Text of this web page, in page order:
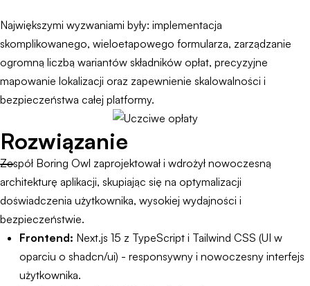
Największymi wyzwaniami były: implementacja
skomplikowanego, wieloetapowego formularza, zarządzanie
ogromną liczbą wariantów składników opłat, precyzyjne
mapowanie lokalizacji oraz zapewnienie skalowalności i
bezpieczeństwa całej platformy.
Rozwiązanie
Zespół Boring Owl zaprojektował i wdrożył nowoczesną
architekturę aplikacji, skupiając się na optymalizacji
doświadczenia użytkownika, wysokiej wydajności i
bezpieczeństwie.
Frontend: Next.js 15 z TypeScript i Tailwind CSS (UI w
oparciu o shadcn/ui) - responsywny i nowoczesny interfejs
użytkownika.